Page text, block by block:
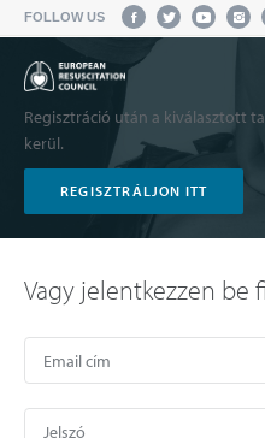
FOLLOW US
Regisztráció után a kiválasztott
kerül.
REGISZTRÁLJON ITT
Vagy jelentkezzen be